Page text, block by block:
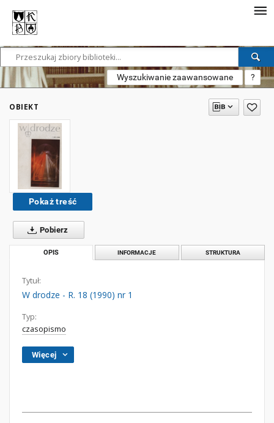
Wyszukiwanie zaawansowane ?
OBIEKT
Pokaż treść
Pobierz
OPIS INFORMACJE STRUKTURA
Tytuł:
W drodze - R. 18 (1990) nr 1
Typ:
czasopismo
Więcej